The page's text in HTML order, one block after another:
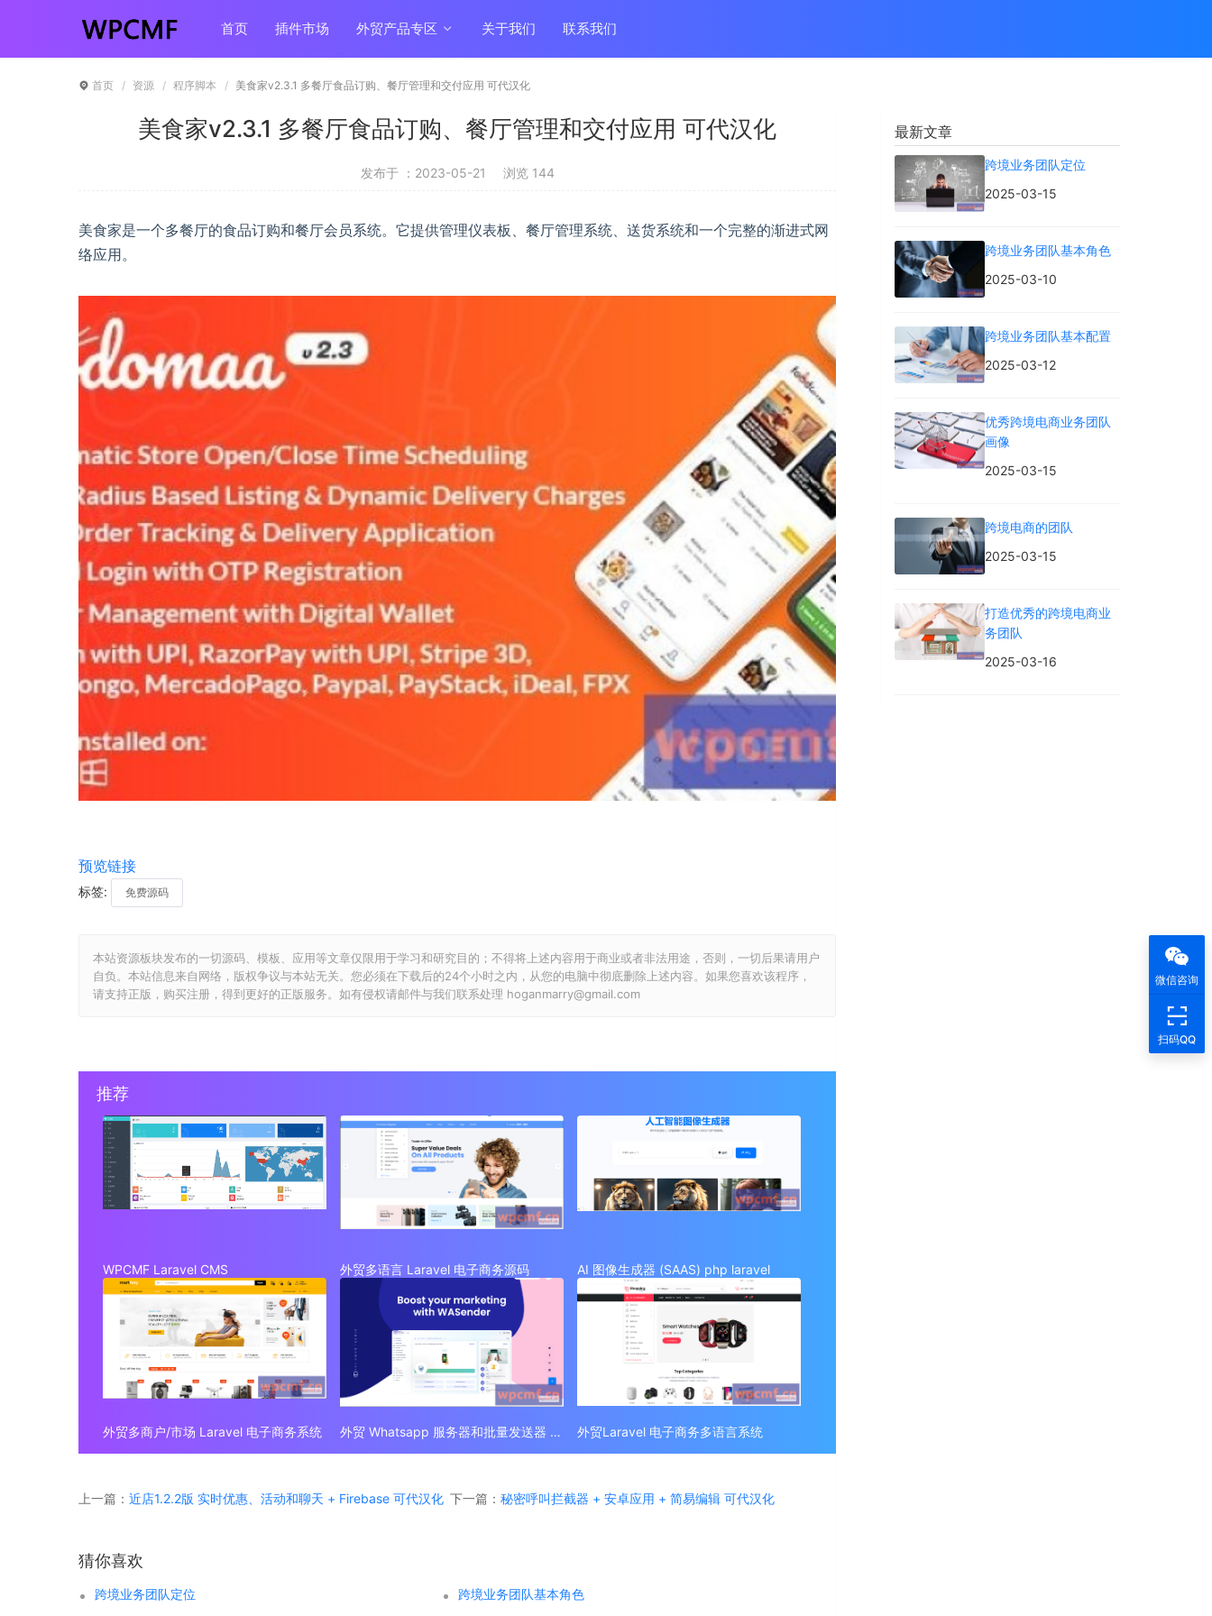
首页 插件市场 外贸产品专区 关于我们 联系我们
首页 资源 程序脚本 美食家v2.3.1 多餐厅食品订购、餐厅管理和交付应用 可代汉化
美食家v2.3.1 多餐厅食品订购、餐厅管理和交付应用 可代汉化
发布于 ：2023-05-21 浏览 144
美食家是一个多餐厅的食品订购和餐厅会员系统。它提供管理仪表板、餐厅管理系统、送货系统和一个完整的渐进式网
络应用。
预览链接
标签: 免费源码
本站资源板块发布的一切源码、模板、应用等文章仅限用于学习和研究目的；不得将上述内容用于商业或者非法用途，否则，一切后果请用户
自负。本站信息来自网络，版权争议与本站无关。您必须在下载后的24个小时之内，从您的电脑中彻底删除上述内容。如果您喜欢该程序，
请支持正版，购买注册，得到更好的正版服务。如有侵权请邮件与我们联系处理 hoganmarry@gmail.com
推荐
WPCMF Laravel CMS 外贸多语言 Laravel 电子商务源码 AI 图像生成器 (SAAS) php laravel
外贸多商户/市场 Laravel 电子商务系统 外贸 Whatsapp 服务器和批量发送器 (SAAS) 外贸Laravel 电子商务多语言系统
上一篇： 近店1.2.2版 实时优惠、活动和聊天 + Firebase 可代汉化 下一篇： 秘密呼叫拦截器 + 安卓应用 + 简易编辑 可代汉化
猜你喜欢
跨境业务团队定位 跨境业务团队基本角色
最新文章
跨境业务团队定位
2025-03-15
跨境业务团队基本角色
2025-03-10
跨境业务团队基本配置
2025-03-12
优秀跨境电商业务团队
画像
2025-03-15
跨境电商的团队
2025-03-15
打造优秀的跨境电商业
务团队
2025-03-16
微信咨询
扫码QQ